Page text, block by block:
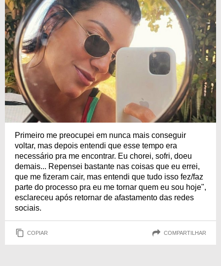
Primeiro me preocupei em nunca mais conseguir
voltar, mas depois entendi que esse tempo era
necessário pra me encontrar. Eu chorei, sofri, doeu
demais... Repensei bastante nas coisas que eu errei,
que me fizeram cair, mas entendi que tudo isso fez/faz
parte do processo pra eu me tornar quem eu sou hoje",
esclareceu após retornar de afastamento das redes
sociais.
COPIAR COMPARTILHAR